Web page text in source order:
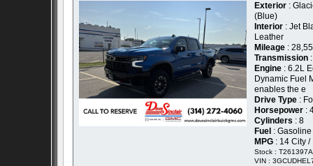
Exterior :
(Blue)
Interior : Jet
Leather
Mileage :
Transmission
Engine : 6.2L
Dynamic Fuel
enables the e
Drive Type :
Horsepower :
Cylinders : 8
Fuel : Gasoline
MPG : 14 City /
Stock : T261397A
VIN :